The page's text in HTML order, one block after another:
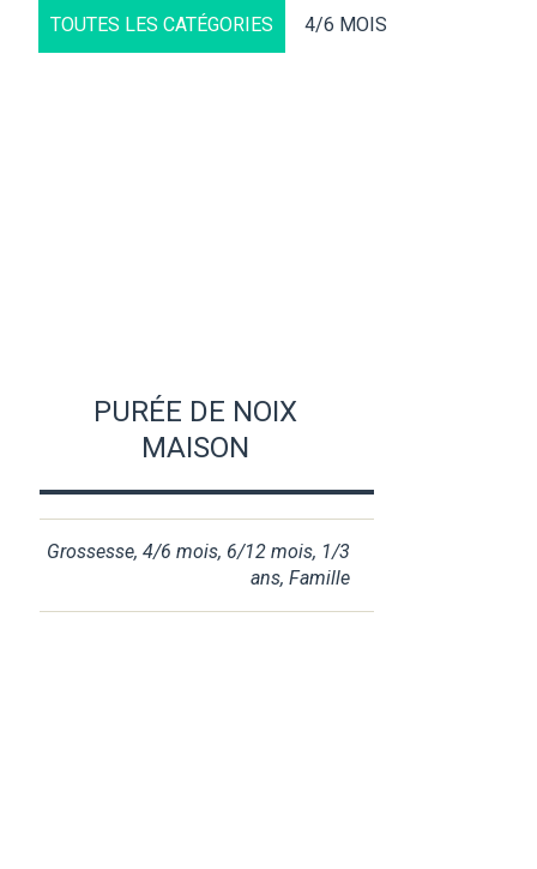
TOUTES LES CATÉGORIES 4/6 MOIS
PURÉE DE NOIX
MAISON
Grossesse,4/6 mois, 6/12 mois, 1/3
ans,Famille